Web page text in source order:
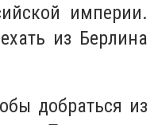
империи.
из Берлина
добраться из